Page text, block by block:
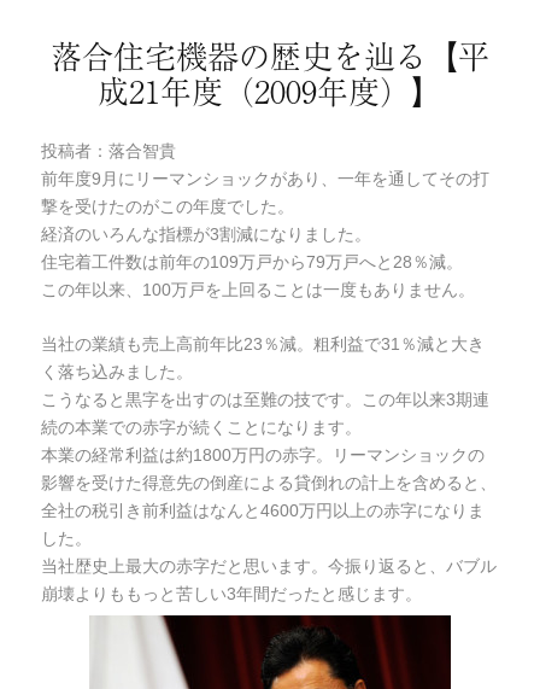
ー
落合住宅機器の歴史を辿る【平
成21年度（2009年度）】
投稿者：落合智貴
前年度9月にリーマンショックがあり、一年を通してその打
撃を受けたのがこの年度でした。
経済のいろんな指標が3割減になりました。
住宅着工件数は前年の109万戸から79万戸へと28％減。
この年以来、100万戸を上回ることは一度もありません。
当社の業績も売上高前年比23％減。粗利益で31％減と大き
く落ち込みました。
こうなると黒字を出すのは至難の技です。この年以来3期連
続の本業での赤字が続くことになります。
本業の経常利益は約1800万円の赤字。リーマンショックの
影響を受けた得意先の倒産による貸倒れの計上を含めると、
全社の税引き前利益はなんと4600万円以上の赤字になりま
した。
当社歴史上最大の赤字だと思います。今振り返ると、バブル
崩壊よりももっと苦しい3年間だったと感じます。